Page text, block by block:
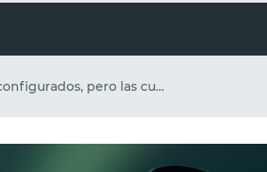
Proxies configurados, pero las cuentas siguen cayendo: un análisis de los errores comunes al trabajar con proxies.